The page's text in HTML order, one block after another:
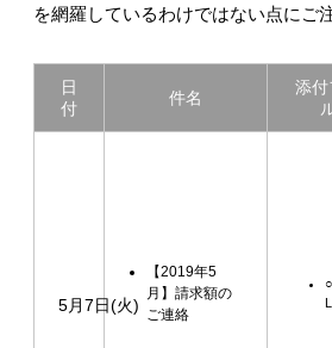
を網羅しているわけではない点にご
日
付
件名
添付
5月7日(火)
【2019年5
月】請求額の
ご連絡